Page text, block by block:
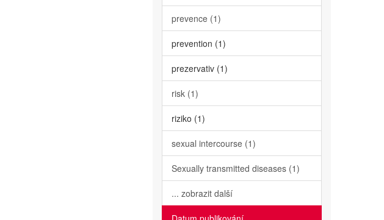
prevence (1)
prevention (1)
prezervativ (1)
risk (1)
riziko (1)
sexual intercourse (1)
Sexually transmitted diseases (1)
... zobrazit další